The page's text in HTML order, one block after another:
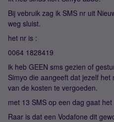
Bij vebruik zag ik SMS nr uit
weg sluist.
het nr is :
0064 1828419
ik heb GEEN sms gezien of
Simyo die aangeeft dat jezelf
van de kosten te vergoeden.
met 13 SMS op een dag gaat het
Raar is dat een Vodafone dit